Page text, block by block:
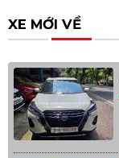
XE MỚI VỀ